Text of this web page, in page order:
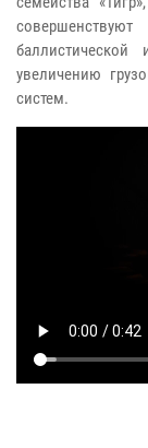
увеличению
систем.